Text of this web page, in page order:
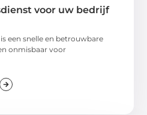
voor uw bedrijf
een snelle en betrouwbare
onmisbaar voor